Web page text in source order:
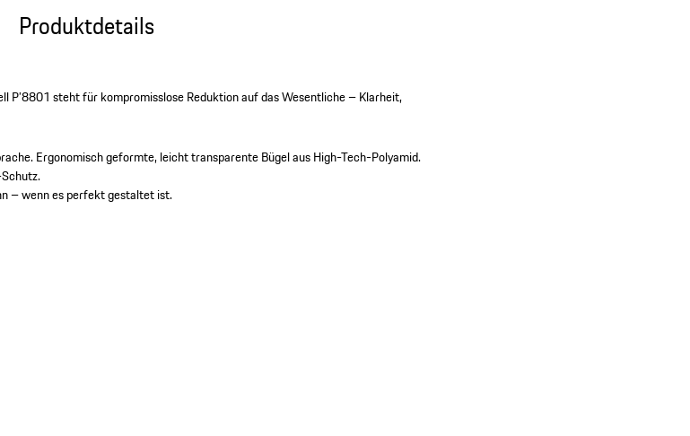
Produktdetails
P’8801 steht für kompromisslose Reduktion auf das Wesentliche – Klarheit,
Ergonomisch geformte, leicht transparente Bügel aus High-Tech-Polyamid.
– wenn es perfekt gestaltet ist.